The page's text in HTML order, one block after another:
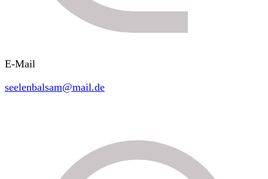
E-Mail
seelenbalsam@mail.de